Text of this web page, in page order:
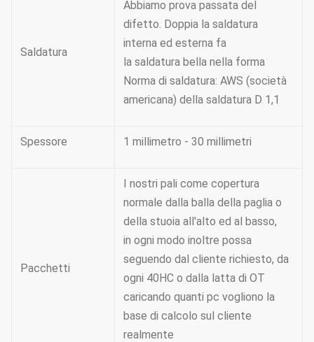
Saldatura
Abbiamo prova passata del
difetto. Doppia la saldatura
interna ed esterna fa
la saldatura bella nella forma
Norma di saldatura: AWS (società
americana) della saldatura D 1,1
Spessore 1 millimetro - 30 millimetri
Pacchetti
I nostri pali come copertura
normale dalla balla della paglia o
della stuoia all'alto ed al basso,
in ogni modo inoltre possa
seguendo dal cliente richiesto, da
ogni 40HC o dalla latta di OT
caricando quanti pc vogliono la
base di calcolo sul cliente
realmente